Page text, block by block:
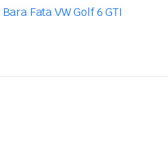
Bara Fata VW Golf 6 GTI